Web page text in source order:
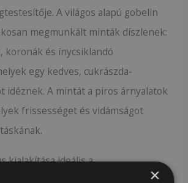
A világos alapú gobelin
megmunkált minták díszlenek:
koronák és ínycsiklandó
egy kedves, cukrászda-
idéznek. A mintát a piros árnyalatok
frissességet és vidámságot
kialakítása ideális a
cipzáras főrekesze tágas, belül több
×